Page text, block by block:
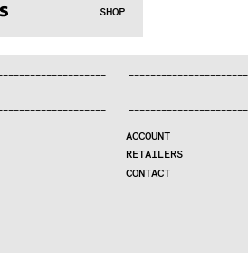
SHOP
.:^:. .:^:..:
———————————————————
———————————————————
——————————————————————
——————————————————————
ACCOUNT
RETAILERS
CONTACT